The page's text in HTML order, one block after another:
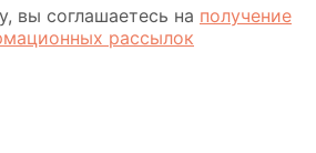
вы соглашаетесь на получение
рассылок